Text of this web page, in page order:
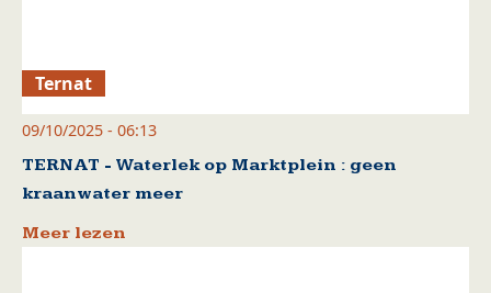
Ternat
09/10/2025 - 06:13
TERNAT - Waterlek op Marktplein : geen
kraanwater meer
Meer lezen